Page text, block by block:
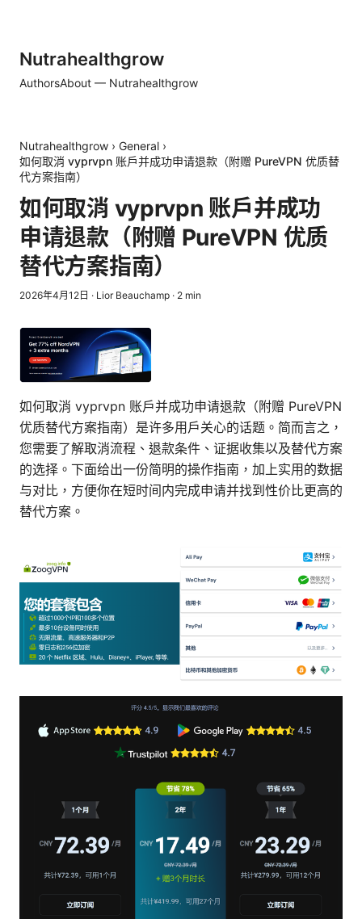
Nutrahealthgrow
AuthorsAbout — Nutrahealthgrow
Nutrahealthgrow › General ›
如何取消 vyprvpn 账户并成功申请退款（附赠 PureVPN 优质替
代方案指南）
如何取消 vyprvpn 账户并成功
申请退款（附赠 PureVPN 优质
替代方案指南）
2026年4月12日 · Lior Beauchamp · 2 min
如何取消 vyprvpn 账户并成功申请退款（附赠 PureVPN
优质替代方案指南）是许多用户关心的话题。简而言之，
您需要了解取消流程、退款条件、证据收集以及替代方案
的选择。下面给出一份简明的操作指南，加上实用的数据
与对比，方便你在短时间内完成申请并找到性价比更高的
替代方案。